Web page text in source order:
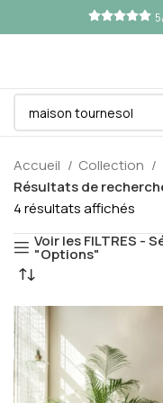
Accueil
Collection
Résultats de
4 résultats affichés
Voir les FILTRES -
"Options"